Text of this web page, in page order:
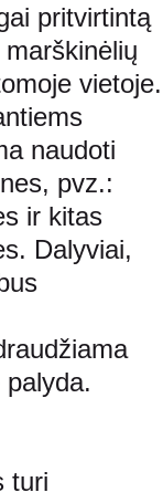
pritvirtintą
vietoje.
naudoti
pvz.:
ir kitas
Dalyviai,
turi